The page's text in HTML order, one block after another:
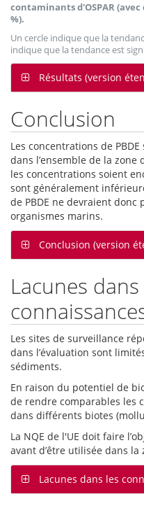
contaminants d'OSPAR
%).
Un cercle indique que la
indique que la tendance est
Résultats (version
Conclusion
Les concentrations de
dans l’ensemble de la zone
les concentrations soient
sont généralement
de PBDE ne devraient donc
organismes marins.
Conclusion (version
Lacunes
Les sites de surveillance
dans l’évaluation sont
sédiments.
En raison du potentiel de
de rendre comparables les
dans différents biotes
La NQE de l'UE doit faire
avant d’être utilisée dans la
Lacunes dans les